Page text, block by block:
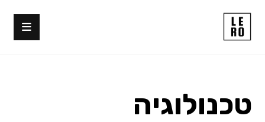
טכנולוגיה